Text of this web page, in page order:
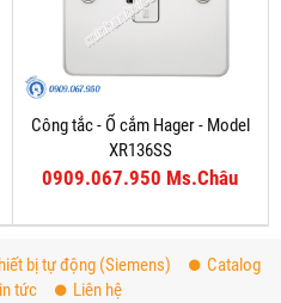
Công tắc - Ổ cắm Hager - Model
XR136SS
0909.067.950 Ms.Châu
bị tự động (Siemens)
Catalog
tức Liên hệ